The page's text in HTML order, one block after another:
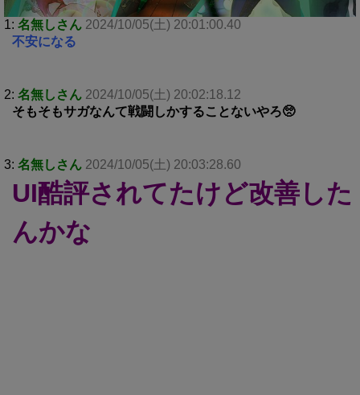
1: 名無しさん 2024/10/05(土) 20:01:00.40
不安になる
2: 名無しさん 2024/10/05(土) 20:02:18.12
そもそもサガなんて戦闘しかすることないやろ🥺
3: 名無しさん 2024/10/05(土) 20:03:28.60
UI酷評されてたけど改善した
んかな